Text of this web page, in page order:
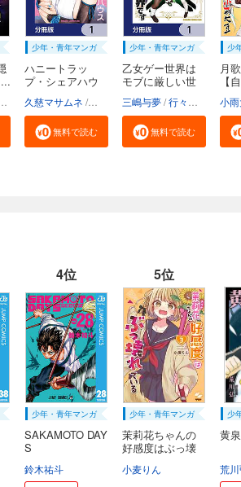
maruco Studio No.9
HykeComic Whomor（朝日アオ 宇津イチカ）
少年・青年マンガ
ハニートラッ
プ・シェアハウ
久慈マサムネ 神月洸壱
無料で読む
少年・青年マンガ
乙女ゲー世界は
モブに厳しい世
三嶋与夢 行々狸 孟達
無料で読む
少
月
【
小
4位
少年・青年マンガ
SAKAMOTO DAY
S
鈴木祐斗
5位
少年・青年マンガ
茉莉花ちゃんの
好感度はぶっ壊
小麦りん
少
黄
荒